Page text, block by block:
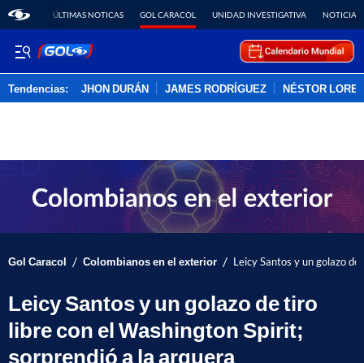
ÚLTIMAS NOTICAS GOL CARACOL UNIDAD INVESTIGATIVA NOTICIAS
Tendencias: JHON DURÁN JAMES RODRÍGUEZ NÉSTOR
Gol Caracol / Colombianos en el exterior / Leicy Santos y un golazo
Leicy Santos y un golazo de tiro
libre con el Washington Spirit;
sorprendió a la arquera